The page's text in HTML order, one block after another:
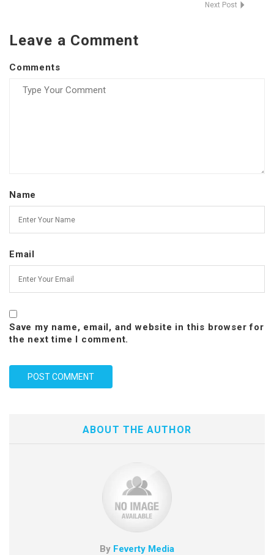
Next Post
Leave a Comment
Comments
Name
Email
Save my name, email, and website in this browser for
the next time I comment.
ABOUT THE AUTHOR
By Feverty Media